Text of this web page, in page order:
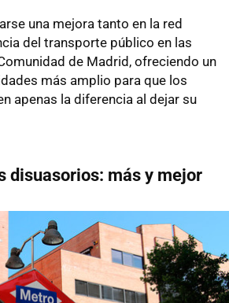
una mejora tanto en la red
del transporte público en las
de Madrid, ofreciendo un
más amplio para que los
apenas la diferencia al dejar su
disuasorios: más y mejor